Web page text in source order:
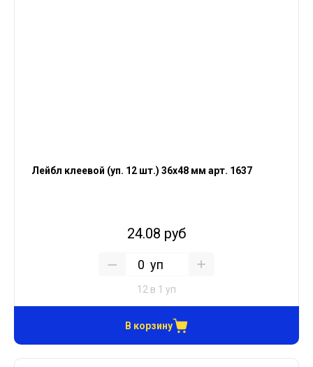
Лейбл клеевой (уп. 12 шт.) 36х48 мм арт. 1637
24.08 руб
уп
12 в 1 уп
В корзину